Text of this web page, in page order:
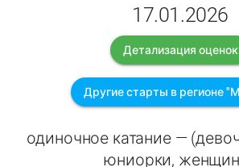
17.01.2026
Детализация оценок
Другие старты в регионе
одиночное катание —
юниорки,